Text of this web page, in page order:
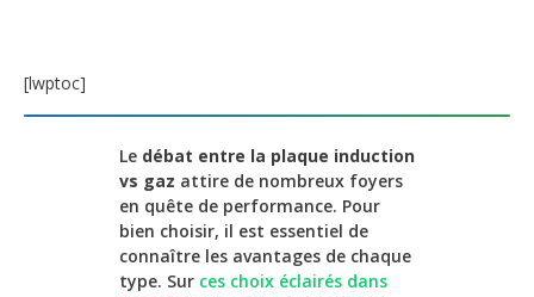
[lwptoc]
Le débat entre la plaque induction
vs gaz attire de nombreux foyers
en quête de performance. Pour
bien choisir, il est essentiel de
connaître les avantages de chaque
type. Sur ces choix éclairés dans